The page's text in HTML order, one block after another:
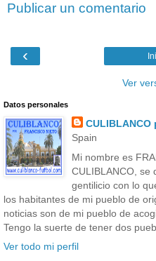
Publicar un comentario
‹
Ver
Datos personales
CULIBLANCO
Spain
Mi nombre es
CULIBLANCO, se
gentilicio con lo
los habitantes de mi pueblo de
noticias son de mi pueblo de
Tengo la suerte de tener dos
Ver todo mi perfil